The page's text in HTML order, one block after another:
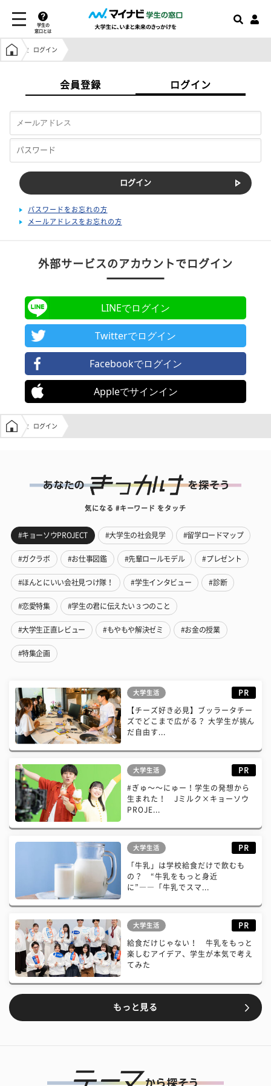
学生の
窓口とは
学生の窓口トップ
ログイン
会員登録 ログイン
パスワードをお忘れの方
メールアドレスをお忘れの方
外部サービスのアカウントでログイン
LINEでログイン
Twitterでログイン
Facebookでログイン
Appleでサインイン
学生の窓口トップ
ログイン
気になる #キーワード をタッチ
#キョーソウPROJECT #大学生の社会見学 #留学ロードマップ
#ガクラボ #お仕事図鑑 #先輩ロールモデル #プレゼント
#ほんとにいい会社見つけ隊！ #学生インタビュー #診断
#恋愛特集 #学生の君に伝えたい３つのこと
#大学生正直レビュー #もやもや解決ゼミ #お金の授業
#特集企画
大学生活 PR
【チーズ好き必見】ブッラータチー
ズでどこまで広がる？ 大学生が挑ん
だ自由す...
大学生活 PR
#ぎゅ〜〜にゅー！学生の発想から
生まれた！ Jミルク×キョーソウ
PROJE...
大学生活 PR
「牛乳」は学校給食だけで飲むも
の？ “牛乳をもっと身近
に”――「牛乳でスマ...
大学生活 PR
給食だけじゃない！ 牛乳をもっと
楽しむアイデア、学生が本気で考え
てみた
もっと見る